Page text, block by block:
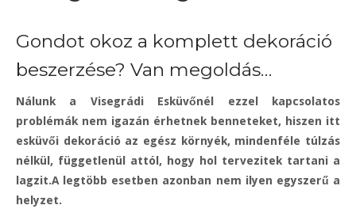
Gondot okoz a komplett dekoráció
beszerzése? Van megoldás…
Nálunk a Visegrádi Esküvőnél ezzel kapcsolatos
problémák nem igazán érhetnek benneteket, hiszen itt
esküvői dekoráció az egész környék, mindenféle túlzás
nélkül, függetlenül attól, hogy hol tervezitek tartani a
lagzit.A legtöbb esetben azonban nem ilyen egyszerű a
helyzet.